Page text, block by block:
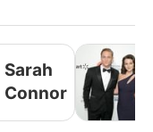
Sarah
Connor